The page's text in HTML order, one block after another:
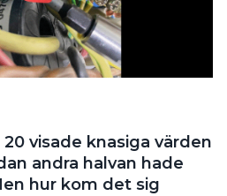
visade knasiga värden
andra halvan hade
hur kom det sig